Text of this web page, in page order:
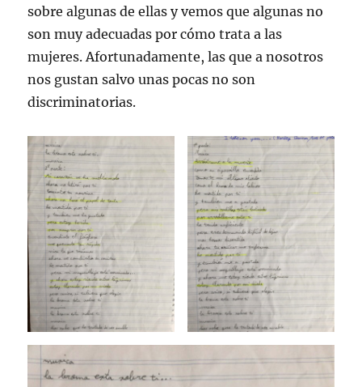
sobre algunas de ellas y vemos que algunas no
son muy adecuadas por cómo trata a las
mujeres. Afortunadamente, las que a nosotros
nos gustan salvo unas pocas no son
discriminatorias.